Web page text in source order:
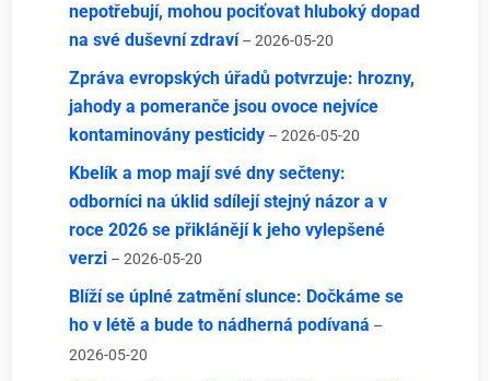
nepotřebují, mohou pociťovat hluboký dopad
na své duševní zdraví – 2026-05-20
Zpráva evropských úřadů potvrzuje: hrozny,
jahody a pomeranče jsou ovoce nejvíce
kontaminovány pesticidy – 2026-05-20
Kbelík a mop mají své dny sečteny:
odborníci na úklid sdílejí stejný názor a v
roce 2026 se přiklánějí k jeho vylepšené
verzi – 2026-05-20
Blíží se úplné zatmění slunce: Dočkáme se
ho v létě a bude to nádherná podívaná –
2026-05-20